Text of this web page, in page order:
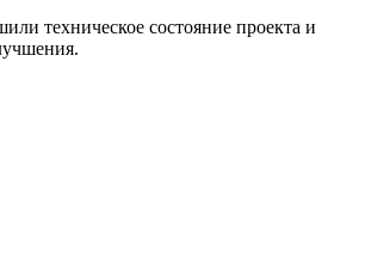
техническое состояние проекта и